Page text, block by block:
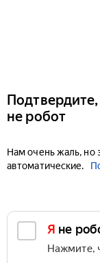
не робот
Нам очень жаль, но
автоматические.
Я не
Нажмите,